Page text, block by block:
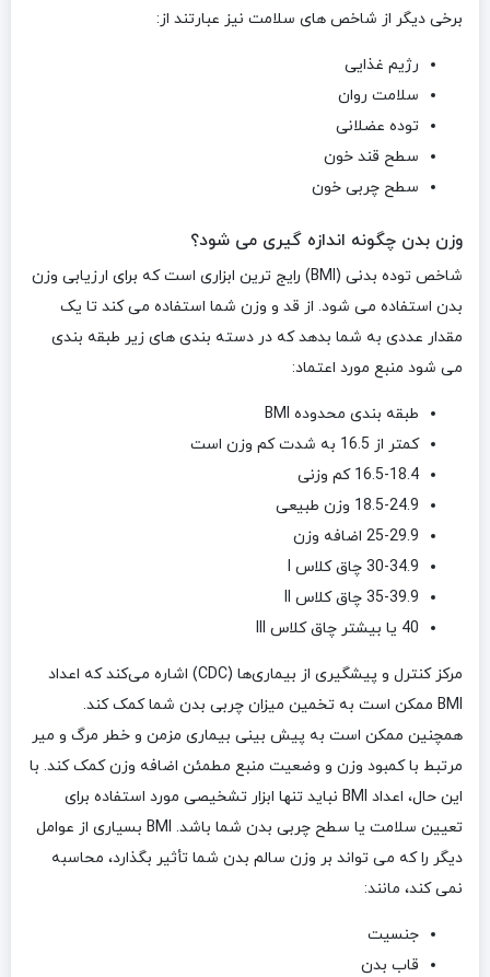
برخی دیگر از شاخص های سلامت نیز عبارتند از:
رژیم غذایی
سلامت روان
توده عضلانی
سطح قند خون
سطح چربی خون
وزن بدن چگونه اندازه گیری می شود؟
شاخص توده بدنی (BMI) رایج ترین ابزاری است که برای ارزیابی وزن
بدن استفاده می شود. از قد و وزن شما استفاده می کند تا یک
مقدار عددی به شما بدهد که در دسته بندی های زیر طبقه بندی
می شود منبع مورد اعتماد:
طبقه بندی محدوده BMI
کمتر از 16.5 به شدت کم وزن است
16.5-18.4 کم وزنی
18.5-24.9 وزن طبیعی
25-29.9 اضافه وزن
30-34.9 چاق کلاس I
35-39.9 چاق کلاس II
40 یا بیشتر چاق کلاس III
مرکز کنترل و پیشگیری از بیماری‌ها (CDC) اشاره می‌کند که اعداد
BMI ممکن است به تخمین میزان چربی بدن شما کمک کند.
همچنین ممکن است به پیش بینی بیماری مزمن و خطر مرگ و میر
مرتبط با کمبود وزن و وضعیت منبع مطمئن اضافه وزن کمک کند. با
این حال، اعداد BMI نباید تنها ابزار تشخیصی مورد استفاده برای
تعیین سلامت یا سطح چربی بدن شما باشد. BMI بسیاری از عوامل
دیگر را که می تواند بر وزن سالم بدن شما تأثیر بگذارد، محاسبه
نمی کند، مانند:
جنسیت
قاب بدن